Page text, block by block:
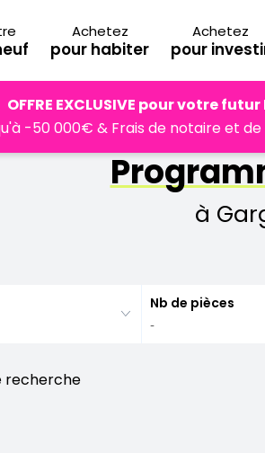
Achetez
pour habiter
Achetez
pour
OFFRE EXCLUSIVE pour votre futur
-50 000€ & Frais de notaire et
Yvelines Gargenville
à
Nb de pièces
recherche